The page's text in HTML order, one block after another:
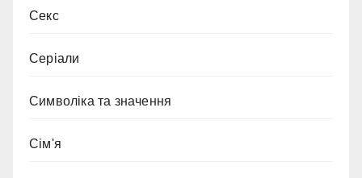
Секс
Серіали
Символіка та значення
Сім'я